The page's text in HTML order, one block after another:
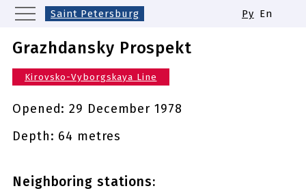
Saint Petersburg
Nizhny Novgorod
Novosibirsk
Samara
Same names of metro stations
Ру En
Grazhdansky Prospekt
Kirovsko-Vyborgskaya Line
Opened:29 December 1978
Depth: 64 metres
Neighboring stations: